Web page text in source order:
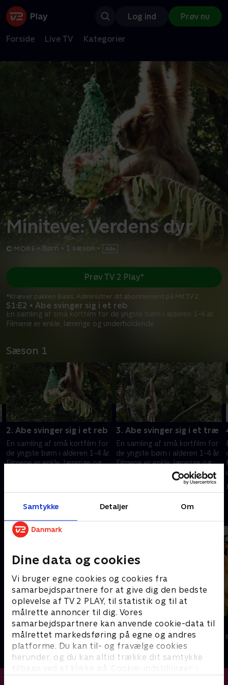
Samtykke Detaljer Om
Dine data og cookies
Vi bruger egne cookies og cookies fra
samarbejdspartnere for at give dig den bedste
oplevelse af TV 2 PLAY, til statistik og til at
målrette annoncer til dig. Vores
samarbejdspartnere kan anvende cookie-data til
målrettet markedsføring på egne og andres
platforme. Du kan til- og fravælge cookies
herunder, og du kan altid trække dit samtykke
tilbage ved at klikke på ’Cookie-indstillinger’ i
Log ind Prøv nu
Forside Live TV Kategorier
Miniteve: Verdens dyr
• Børn • 1 sæson •
S1:E2 • Abe svinger sig i et reb
En samling af små kortfilm for de yngste børn i alderen 1-4 år.
Filmene er enkle, lærerige og underholdende.
Prøv TV 2 Play*
*Kræver pakken Basis. Administrer dit abonnement på Mit TV 2.
Sæson 1
2. Abe svinger sig i et reb
En samling af små kortfilm for
de yngste børn i alderen 1-4 år.
Filmene er enkle, lærerige og
3. Abe svinger sig i et træ
En samling af små kortfilm for
de yngste børn i alderen 1-4 år.
Filmene er enkle, lærerige og
16. februar 2024 • 1 min
Andre så også
Miniteve: I vandet
Børneserier • 1 sæsoner
Zoo
Børneserier • 1